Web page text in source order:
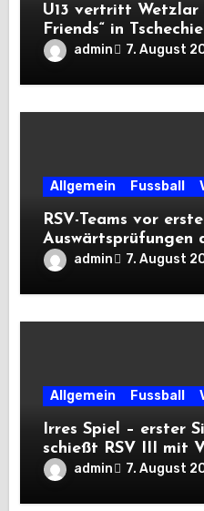
U13 vertritt Wetzlar
Friends“ in
admin 7. August
Allgemein Fussball
RSV-Teams vor
Auswärtsprüfungen
admin 7. August
Allgemein Fussball
Irres Spiel – erster
schießt RSV III mit
Premiere
admin 7. August